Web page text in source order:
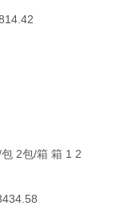
2包/箱 箱 1 2